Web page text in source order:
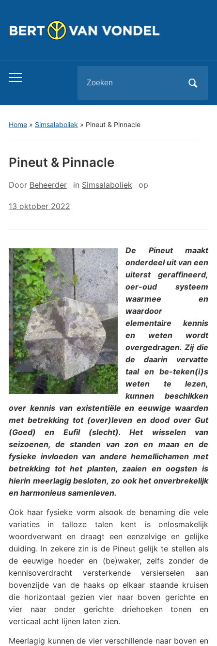
Toggle
menu
naar:
Home» Simsalaboliek » Pineut & Pinnacle
Pineut & Pinnacle
Door Beheerder in Simsalaboliek op
13 oktober 2022
De Pineut maakt
onderdeel uit van een
uiterst geraffineerd,
oer-oud systeem
waarmee en
waardoor
elementaire kennis
en weten wordt
overgedragen. Zij die
de daarin vervatte
taal en be-teken(i)s
weten te lezen,
kunnen beschikken
over kennis van existentiële en eeuwige waarden
met betrekking tot (over)leven en dood over Gut
(Goed) en Eufil (slecht). Het wisselen van
seizoenen, de standen van zon en maan en de
fysieke invloeden van andere hemellichamen met
betrekking tot het planten, zaaien en oogsten is
hierin meerlagig besloten, zo ook het onverbrekelijk
en harmonieus samenleven.
Ook haar fysieke vorm alsook de benaming die vele
variaties in talloze talen kent is onlosmakelijk
woordverwant en draagt een eenzelvige en gelijke
duiding. In zekere zin is de Pineut gelijk te stellen als
de eeuwige hoeder en (be)waker, zelfs zonder de
kennisoverdracht versterkende versierselen aan
bovenzijde van de haaks op elkaar staande kruisen
die horizontaal gezien vier naar boven gerichte en
vier naar onder gerichte driehoeken tonen en
verticaal acht lijnen laten zien.
Meerlagig kunnen de vier verschillende naar boven en